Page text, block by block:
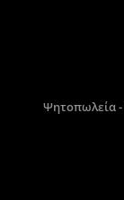
Ψητοπωλεία -